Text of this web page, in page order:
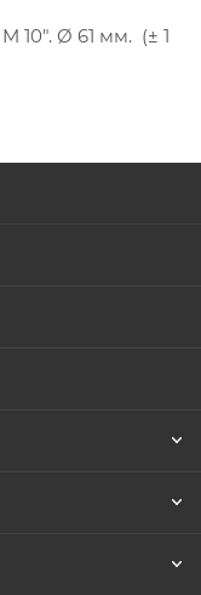
10". Ø 61 мм. (± 1